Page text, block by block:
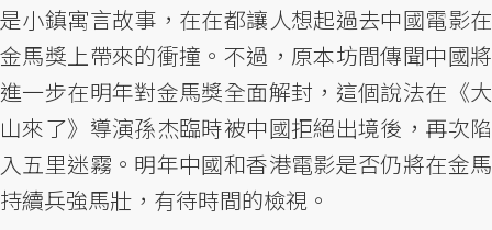
是小鎮寓言故事，在在都讓人想起過去中國電影在
金馬獎上帶來的衝撞。不過，原本坊間傳聞中國將
進一步在明年對金馬獎全面解封，這個說法在《大
山來了》導演孫杰臨時被中國拒絕出境後，再次陷
入五里迷霧。明年中國和香港電影是否仍將在金馬
持續兵強馬壯，有待時間的檢視。